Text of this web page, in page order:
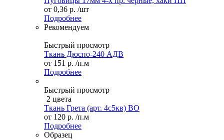
от 0,36 р. /шт
Подробнее
Рекомендуем
Быстрый просмотр
Ткань Дюспо-240 АДВ
от 151 р. /п.м
Подробнее
Быстрый просмотр
2 цвета
Ткань Грета (арт. 4с5кв) ВО
от 120 р. /п.м
Подробнее
Образец